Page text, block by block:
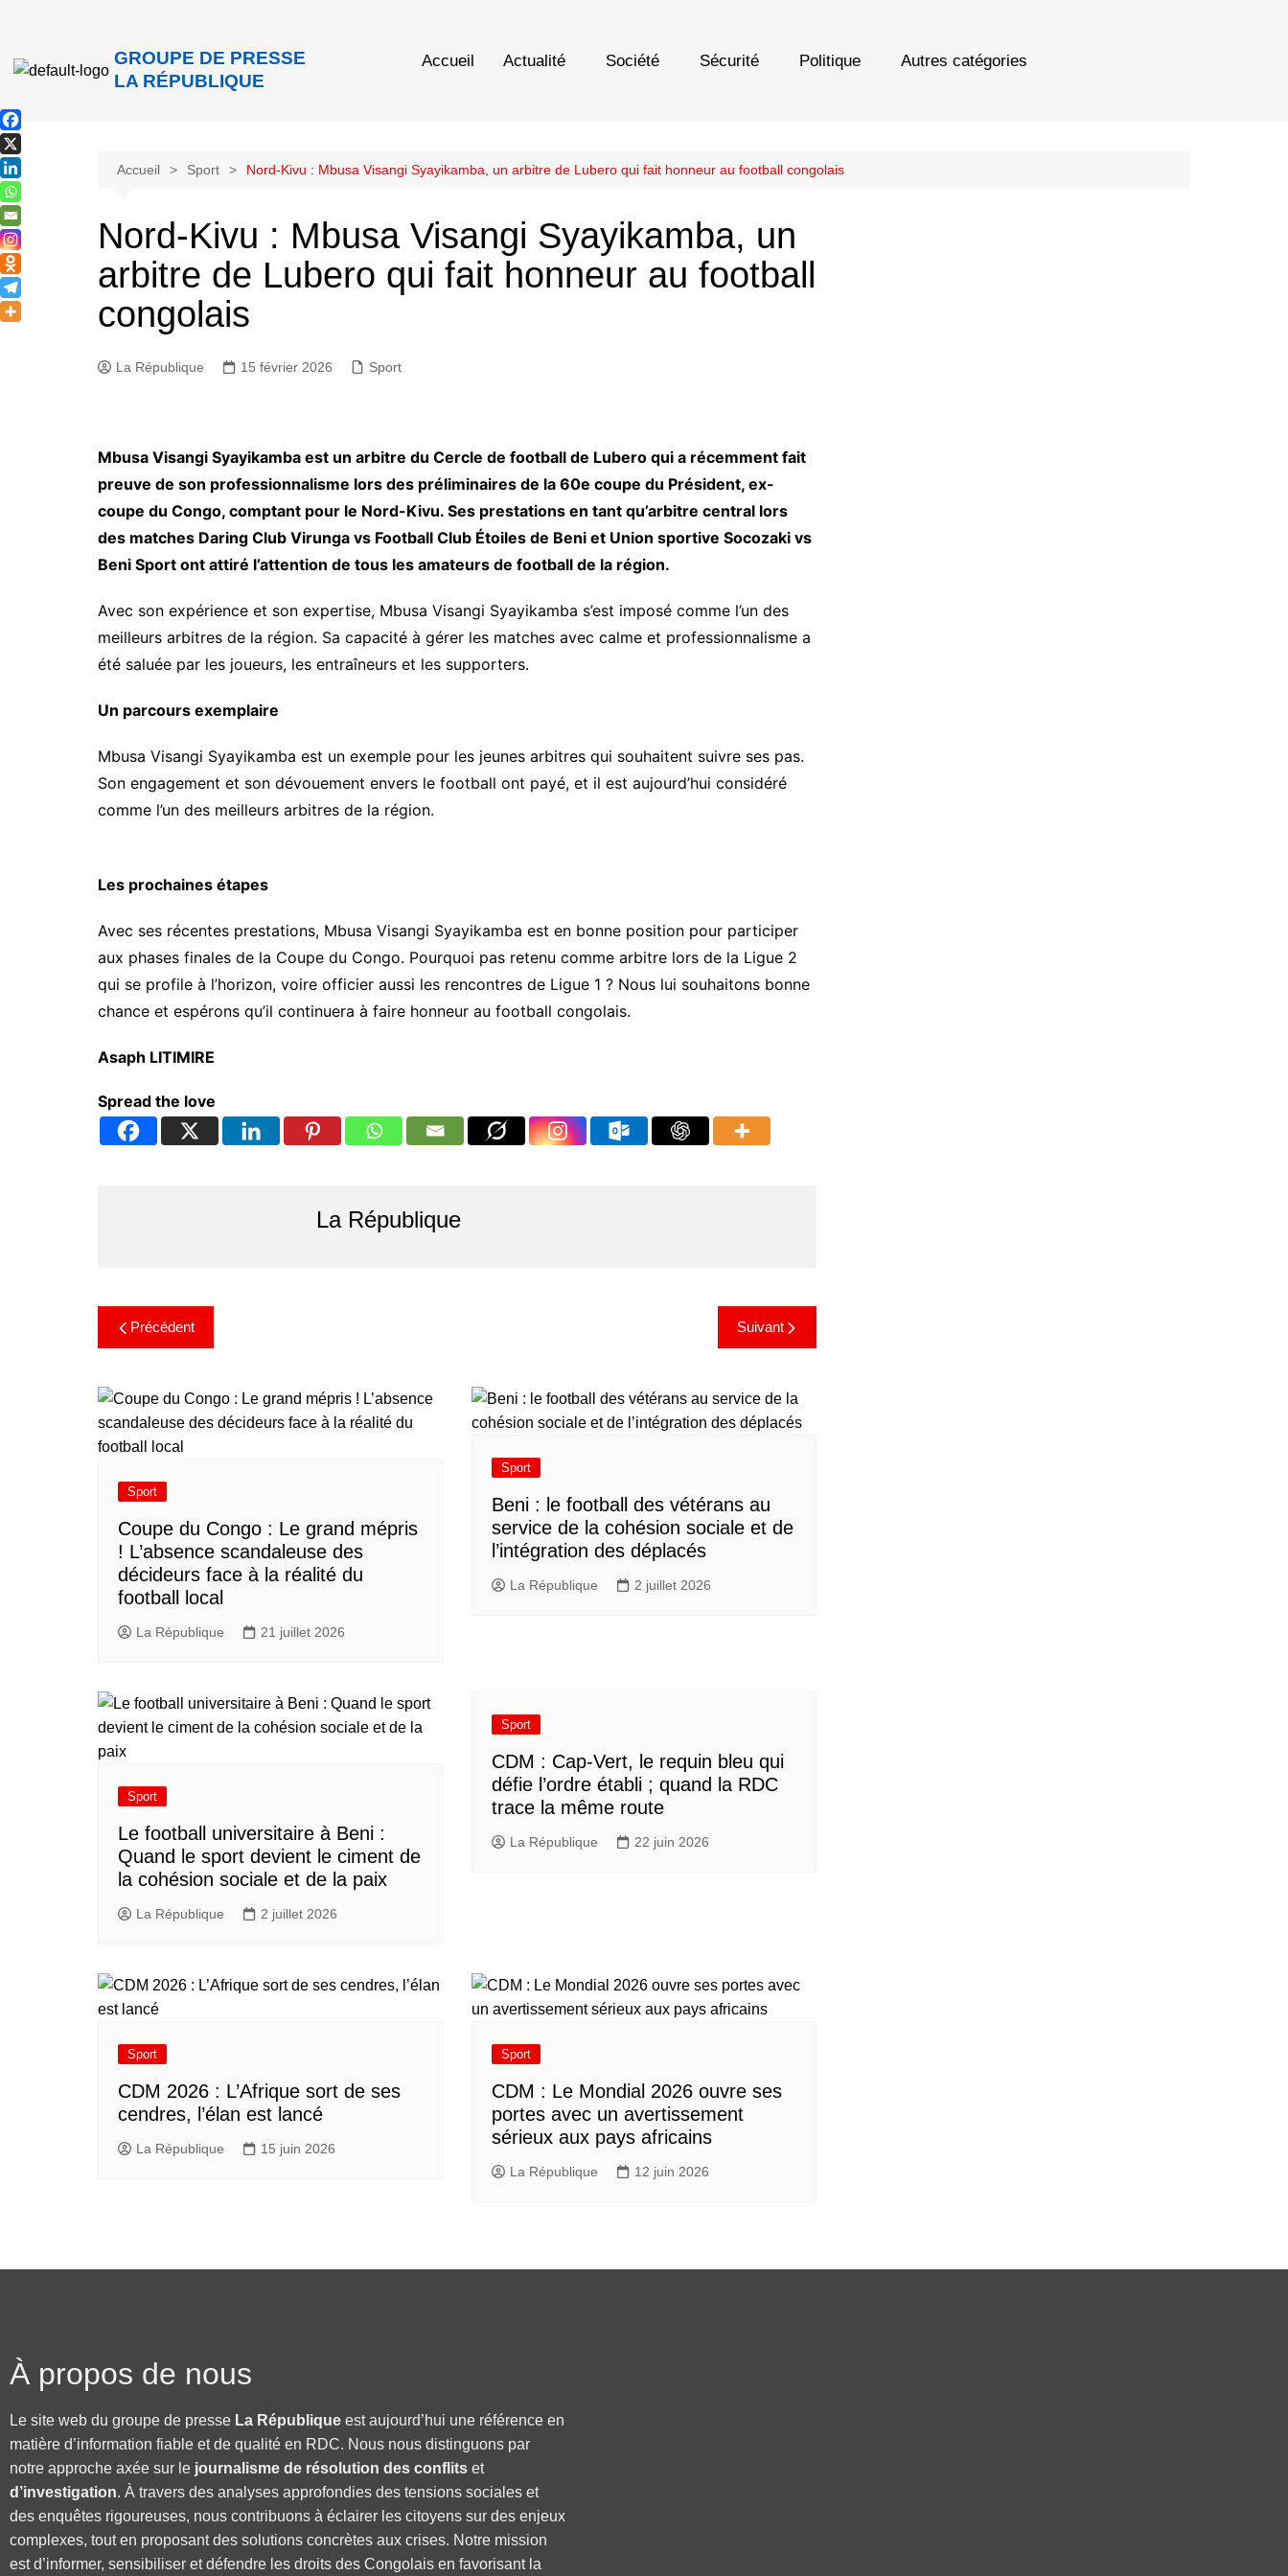
GROUPE DE PRESSE
LA RÉPUBLIQUE
Accueil Actualité Société Sécurité Politique Autres catégories
Accueil Sport Nord-Kivu : Mbusa Visangi Syayikamba, un arbitre de Lubero qui fait honneur au football congolais
Nord-Kivu : Mbusa Visangi Syayikamba, un
arbitre de Lubero qui fait honneur au football
congolais
La République 15 février 2026 Sport
Mbusa Visangi Syayikamba est un arbitre du Cercle de football de Lubero qui a récemment fait
preuve de son professionnalisme lors des préliminaires de la 60e coupe du Président, ex-
coupe du Congo, comptant pour le Nord-Kivu. Ses prestations en tant qu’arbitre central lors
des matches Daring Club Virunga vs Football Club Étoiles de Beni et Union sportive Socozaki vs
Beni Sport ont attiré l’attention de tous les amateurs de football de la région.
Avec son expérience et son expertise, Mbusa Visangi Syayikamba s’est imposé comme l’un des
meilleurs arbitres de la région. Sa capacité à gérer les matches avec calme et professionnalisme a
été saluée par les joueurs, les entraîneurs et les supporters.
Un parcours exemplaire
Mbusa Visangi Syayikamba est un exemple pour les jeunes arbitres qui souhaitent suivre ses pas.
Son engagement et son dévouement envers le football ont payé, et il est aujourd’hui considéré
comme l’un des meilleurs arbitres de la région.
Les prochaines étapes
Avec ses récentes prestations, Mbusa Visangi Syayikamba est en bonne position pour participer
aux phases finales de la Coupe du Congo. Pourquoi pas retenu comme arbitre lors de la Ligue 2
qui se profile à l’horizon, voire officier aussi les rencontres de Ligue 1 ? Nous lui souhaitons bonne
chance et espérons qu’il continuera à faire honneur au football congolais.
Asaph LITIMIRE
Spread the love
La République
Précédent Suivant
Sport
​Coupe du Congo : Le grand mépris
! L’absence scandaleuse des
décideurs face à la réalité du
football local
La République 21 juillet 2026
Sport
Beni : le football des vétérans au
service de la cohésion sociale et de
l’intégration des déplacés​
La République 2 juillet 2026
Sport
Le football universitaire à Beni :
Quand le sport devient le ciment de
la cohésion sociale et de la paix
La République 2 juillet 2026
Sport
CDM : Cap-Vert, le requin bleu qui
défie l’ordre établi ; quand la RDC
trace la même route
La République 22 juin 2026
Sport
CDM 2026 : L’Afrique sort de ses
cendres, l’élan est lancé
La République 15 juin 2026
Sport
CDM : Le Mondial 2026 ouvre ses
portes avec un avertissement
sérieux aux pays africains
La République 12 juin 2026
À propos de nous
Le site web du groupe de presse La République est aujourd’hui une référence en
matière d’information fiable et de qualité en RDC. Nous nous distinguons par
notre approche axée sur le journalisme de résolution des conflits et
d’investigation. À travers des analyses approfondies des tensions sociales et
des enquêtes rigoureuses, nous contribuons à éclairer les citoyens sur des enjeux
complexes, tout en proposant des solutions concrètes aux crises. Notre mission
est d’informer, sensibiliser et défendre les droits des Congolais en favorisant la